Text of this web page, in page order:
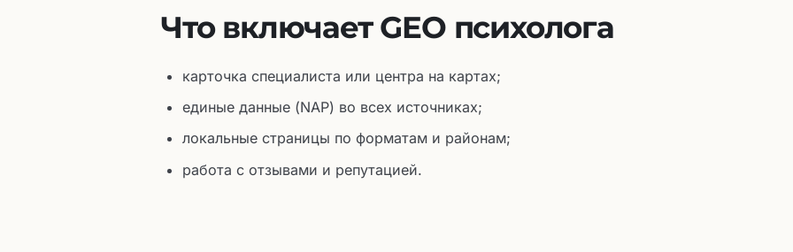
Что включает GEO психолога
карточка специалиста или центра на картах;
единые данные (NAP) во всех источниках;
локальные страницы по форматам и районам;
работа с отзывами и репутацией.